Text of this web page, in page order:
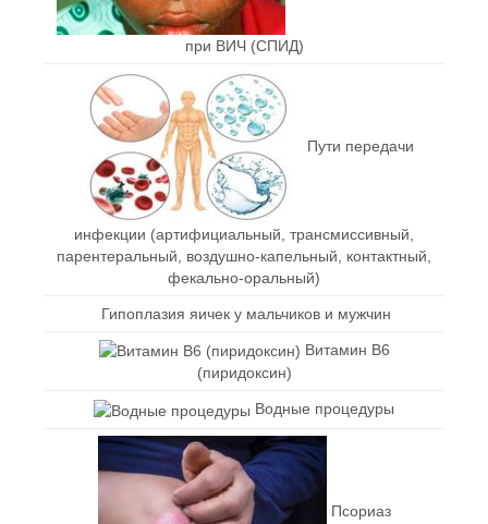
при ВИЧ (СПИД)
Пути передачи
инфекции (артифициальный, трансмиссивный,
парентеральный, воздушно-капельный, контактный,
фекально-оральный)
Гипоплазия яичек у мальчиков и мужчин
Витамин В6
(пиридоксин)
Водные процедуры
Псориаз